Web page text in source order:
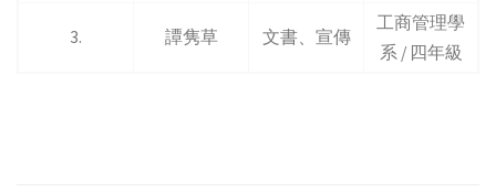
3. 譚隽草 文書、宣傳
工商管理學
系 / 四年級